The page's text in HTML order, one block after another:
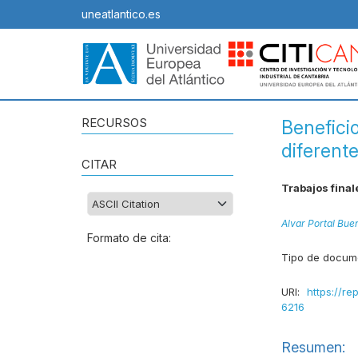
uneatlantico.es
RECURSOS
CITAR
Formato de cita:
Trabajos
Alvar Portal
Tipo de
URI: https://
6216
Resumen: